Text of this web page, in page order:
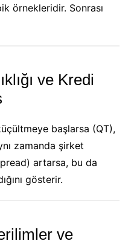
örnekleridir. Sonrası
ve Kredi
başlarsa (QT),
zamanda şirket
artarsa, bu da
gösterir.
ve